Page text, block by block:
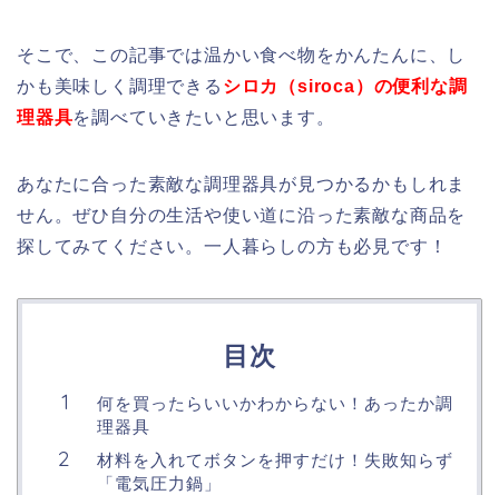
そこで、この記事では温かい食べ物をかんたんに、し
かも美味しく調理できる シロカ（siroca）の便利な調
理器具を調べていきたいと思います。
あなたに合った素敵な調理器具が見つかるかもしれま
せん。ぜひ自分の生活や使い道に沿った素敵な商品を
探してみてください。一人暮らしの方も必見です！
目次
何を買ったらいいかわからない！あったか調
理器具
材料を入れてボタンを押すだけ！失敗知らず
「電気圧力鍋」